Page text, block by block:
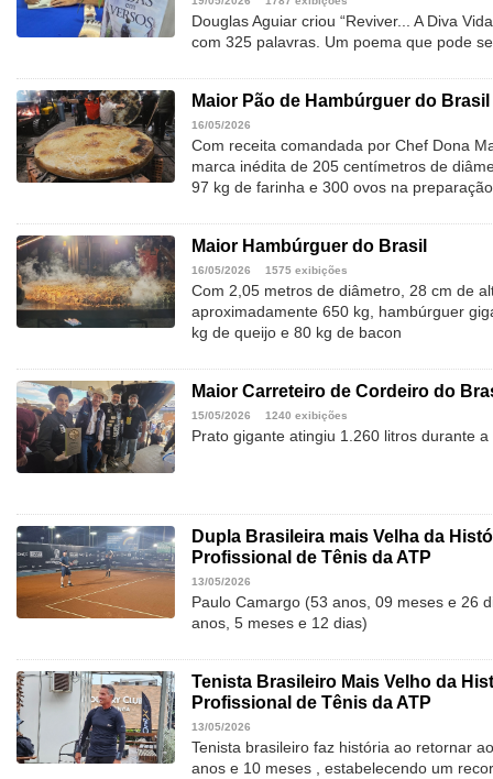
Douglas Aguiar criou “Reviver... A Diva
com 325 palavras. Um poema que pode
Maior Pão de Hambúrguer do Brasil
16/05/2026
Com receita comandada por Chef Dona
marca inédita de 205 centímetros de
97 kg de farinha e 300 ovos na
Maior Hambúrguer do Brasil
16/05/2026 1575 exibições
Com 2,05 metros de diâmetro, 28 cm de
aproximadamente 650 kg, hambúrguer
kg de queijo e 80 kg de bacon
Maior Carreteiro de Cordeiro do
15/05/2026 1240 exibições
Prato gigante atingiu 1.260 litros durante
Dupla Brasileira mais Velha da
Profissional de Tênis da ATP
13/05/2026
Paulo Camargo (53 anos, 09 meses e 26
anos, 5 meses e 12 dias)
Tenista Brasileiro Mais Velho da
Profissional de Tênis da ATP
13/05/2026
Tenista brasileiro faz história ao retornar
anos e 10 meses , estabelecendo um